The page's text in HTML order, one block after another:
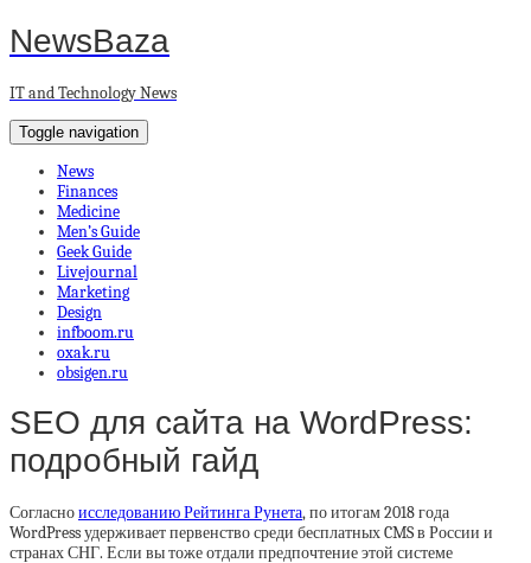
NewsBaza
IT and Technology News
Toggle navigation
News
Finances
Medicine
Men’s Guide
Geek Guide
Livejournal
Marketing
Design
infboom.ru
oxak.ru
obsigen.ru
SEO для сайта на WordPress:
подробный гайд
Согласноисследованию Рейтинга Рунета, по итогам 2018 года
WordPress удерживает первенство среди бесплатных CMS в России и
странах СНГ. Если вы тоже отдали предпочтение этой системе